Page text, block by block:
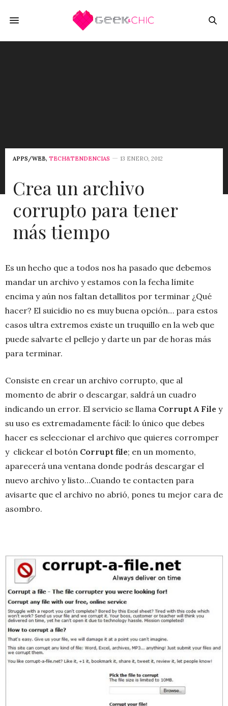
APPS/WEB, TECH&TENDENCIAS 13 ENERO, 2012
Crea un archivo
corrupto para tener
más tiempo
Es un hecho que a todos nos ha pasado que debemos
mandar un archivo y estamos con la fecha límite
encima y aún nos faltan detallitos por terminar ¿Qué
hacer? El suicidio no es muy buena opción… para estos
casos ultra extremos existe un truquillo en la web que
puede salvarte el pellejo y darte un par de horas más
para terminar.
Consiste en crear un archivo corrupto, que al
momento de abrir o descargar, saldrá un cuadro
indicando un error. El servicio se llama Corrupt A File y
su uso es extremadamente fácil: lo único que debes
hacer es seleccionar el archivo que quieres corromper
y clickear el botón Corrupt file; en un momento,
aparecerá una ventana donde podrás descargar el
nuevo archivo y listo…Cuando te contacten para
avisarte que el archivo no abrió, pones tu mejor cara de
asombro.